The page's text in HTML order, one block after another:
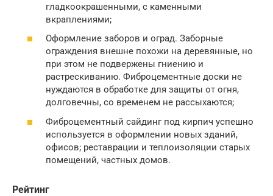
гладкоокрашенными, с каменными
вкраплениями;
Оформление заборов и оград. Заборные
ограждения внешне похожи на деревянные, но
при этом не подвержены гниению и
растрескиванию. Фиброцементные доски не
нуждаются в обработке для защиты от огня,
долговечны, со временем не рассыхаются;
Фиброцементный сайдинг под кирпич успешно
используется в оформлении новых зданий,
офисов; реставрации и теплоизоляции старых
помещений, частных домов.
Рейтинг